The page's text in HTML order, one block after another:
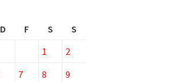
D F S
S
1
2
7 8
9